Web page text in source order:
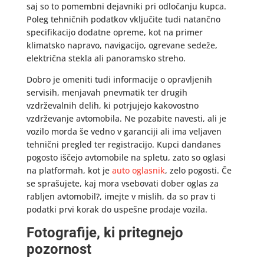
saj so to pomembni dejavniki pri odločanju kupca.
Poleg tehničnih podatkov vključite tudi natančno
specifikacijo dodatne opreme, kot na primer
klimatsko napravo, navigacijo, ogrevane sedeže,
električna stekla ali panoramsko streho.
Dobro je omeniti tudi informacije o opravljenih
servisih, menjavah pnevmatik ter drugih
vzdrževalnih delih, ki potrjujejo kakovostno
vzdrževanje avtomobila. Ne pozabite navesti, ali je
vozilo morda še vedno v garanciji ali ima veljaven
tehnični pregled ter registracijo. Kupci dandanes
pogosto iščejo avtomobile na spletu, zato so oglasi
na platformah, kot je auto oglasnik, zelo pogosti. Če
se sprašujete, kaj mora vsebovati dober oglas za
rabljen avtomobil?, imejte v mislih, da so prav ti
podatki prvi korak do uspešne prodaje vozila.
Fotografije, ki pritegnejo
pozornost